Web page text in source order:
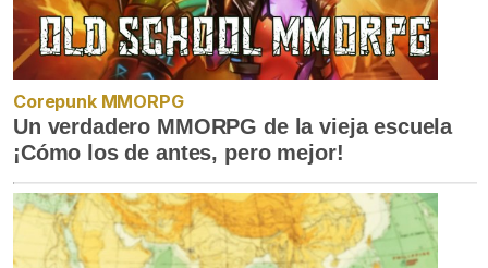
Corepunk MMORPG
Un verdadero MMORPG de la vieja escuela
¡Cómo los de antes, pero mejor!